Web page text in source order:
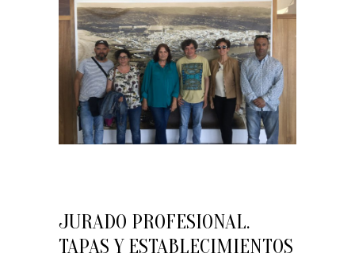
JURADO PROFESIONAL.
TAPAS Y ESTABLECIMIENTOS